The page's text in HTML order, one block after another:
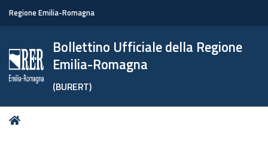
Regione Emilia-Romagna
Bollettino Ufficiale della Regione
Emilia-Romagna
(BURERT)
Tu